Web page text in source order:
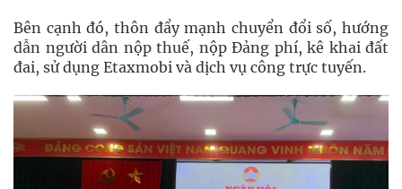
Bên cạnh đó, thôn đẩy mạnh chuyển đổi số, hướng
dẫn người dân nộp thuế, nộp Đảng phí, kê khai đất
đai, sử dụng Etaxmobi và dịch vụ công trực tuyến.